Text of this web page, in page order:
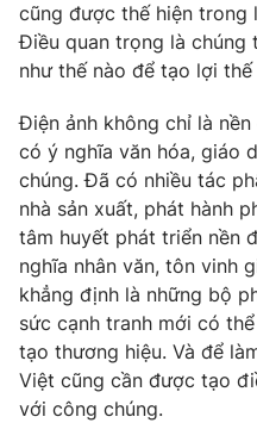
cũng được thế hiện trong
Điều quan trọng là chúng
như thế nào để tạo lợi
Điện ảnh không chỉ là
có ý nghĩa văn hóa, giáo
chúng. Đã có nhiều tác
nhà sản xuất, phát hành
tâm huyết phát triển nền
nghĩa nhân văn, tôn vinh
khẳng định là những bộ
sức cạnh tranh mới có
tạo thương hiệu. Và để
Việt cũng cần được tạo
với công chúng.